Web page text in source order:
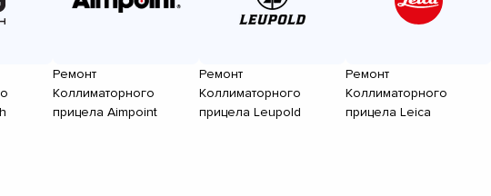
Ремонт
Коллиматорного
прицела Aimpoint
Ремонт
Коллиматорного
прицела Leupold
Ремонт
Коллиматорного
прицела Leica